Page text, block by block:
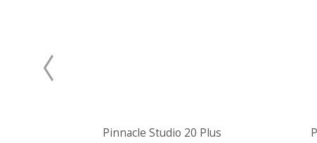
Pinnacle Studio 20 Plus